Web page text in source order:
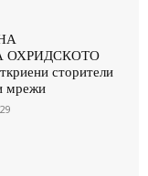
ОХРИДСКОТО
сторители
мрежи